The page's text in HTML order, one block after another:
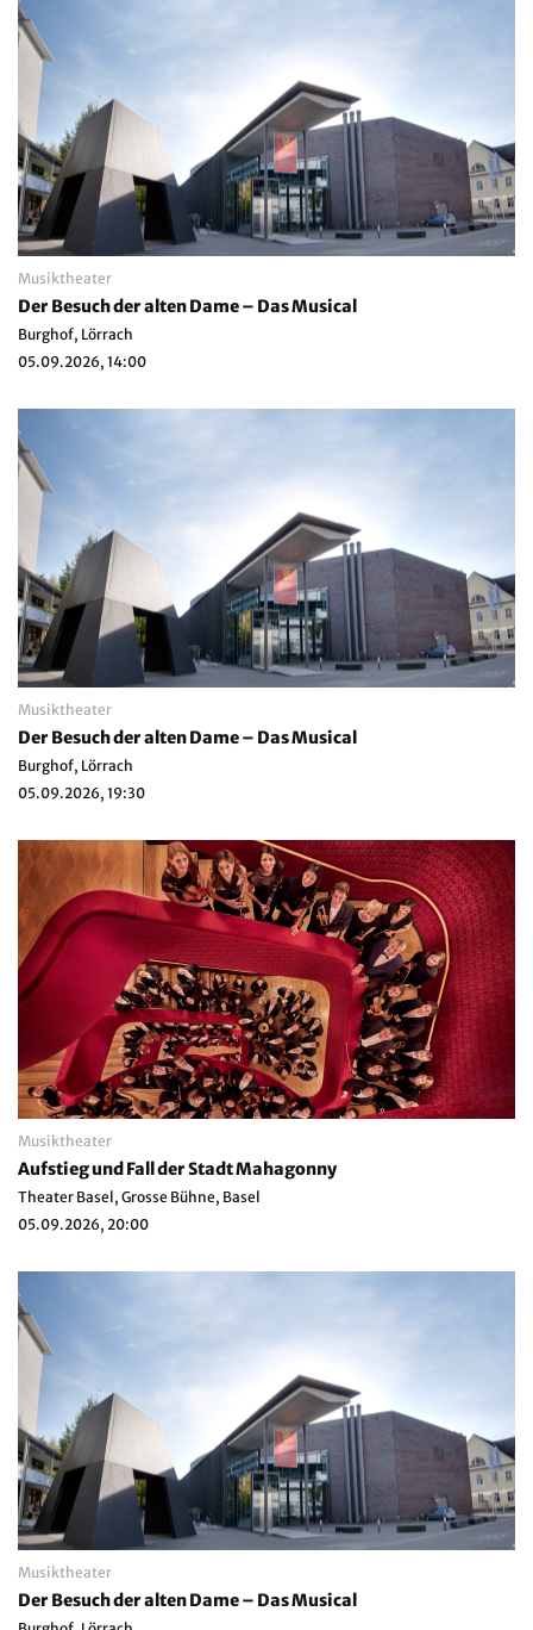
Musiktheater
Der Besuch der alten Dame – Das Musical
Burghof, Lörrach
05.09.2026, 14:00
Musiktheater
Der Besuch der alten Dame – Das Musical
Burghof, Lörrach
05.09.2026, 19:30
Musiktheater
Aufstieg und Fall der Stadt Mahagonny
Theater Basel, Grosse Bühne, Basel
05.09.2026, 20:00
Musiktheater
Der Besuch der alten Dame – Das Musical